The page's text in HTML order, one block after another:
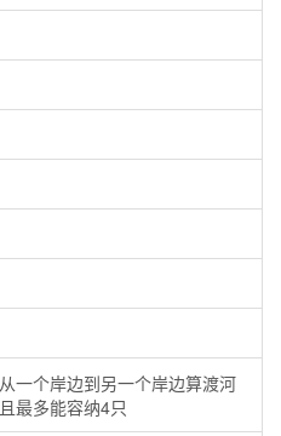
一个岸边到另一个岸边算渡河
最多能容纳4只